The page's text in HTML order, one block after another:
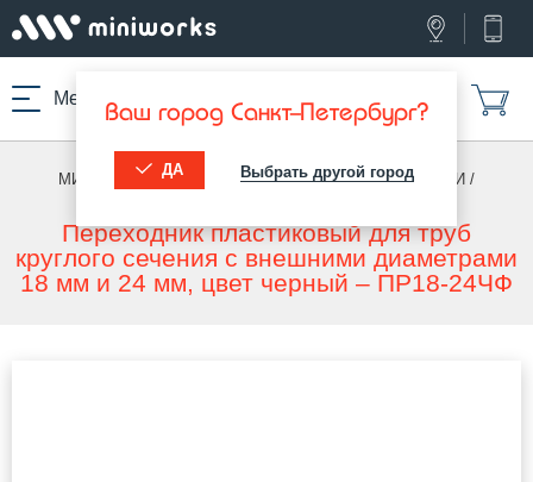
Меню Ваш город Санкт-Петербург?
ДА Выбрать другой город
МИНИВОРКС ПРО ПЕРЕХОДНИКИ И СОЕДИНИТЕЛИ /
ПЕРЕХОДНИКИ (КРУГ)
Переходник пластиковый для труб
круглого сечения с внешними диаметрами
18 мм и 24 мм, цвет черный – ПР18-24ЧФ